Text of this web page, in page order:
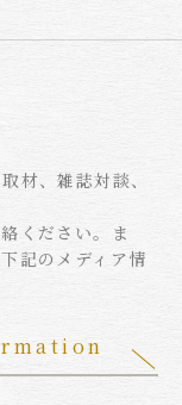
材、雑誌対談、
ください。ま
記のメディア情